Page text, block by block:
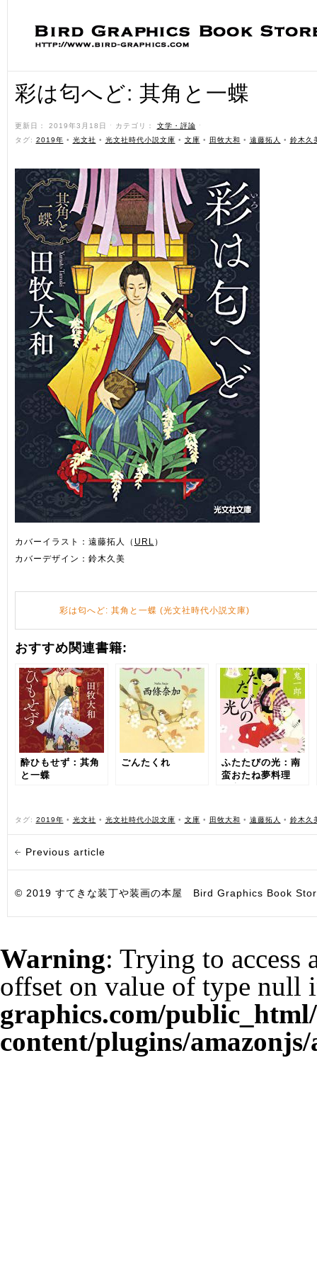
彩は匂へど: 其角と一蝶
更新日： 2019年3月18日 ˑ カテゴリ： 文学・評論 ˑ
タグ: 2019年 • 光文社 • 光文社時代小説文庫 • 文庫 • 田牧大和 • 遠藤拓人 • 鈴木久
カバーイラスト：遠藤拓人（ URL ）
カバーデザイン：鈴木久美
彩は匂へど: 其角と一蝶 (光文社時代小説文庫)
おすすめ関連書籍:
酔ひもせず：其角
と一蝶
ごんたくれ
ふたたびの光：南
蛮おたね夢料理
タグ: 2019年 • 光文社 • 光文社時代小説文庫 • 文庫 • 田牧大和 • 遠藤拓人 • 鈴木久
Previous article
© 2019 すてきな装丁や装画の本屋 Bird Graphics Book
Warning: Trying to access
offset on value of type null
graphics.com/
content/plugins/